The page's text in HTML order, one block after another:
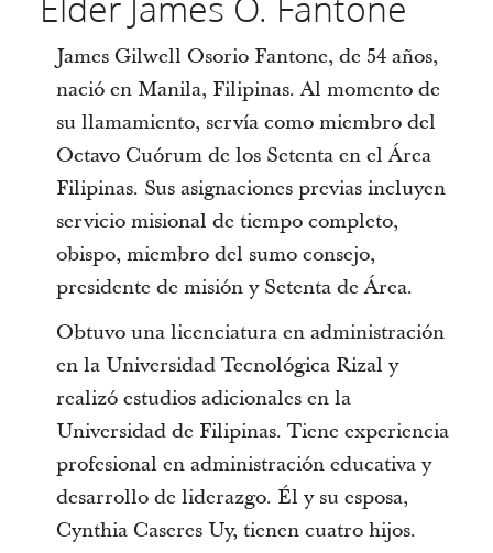
James Gilwell Osorio Fantone, de 54 años,
nació en Manila, Filipinas. Al momento de
su llamamiento, servía como miembro del
Octavo Cuórum de los Setenta en el Área
Filipinas. Sus asignaciones previas incluyen
servicio misional de tiempo completo,
obispo, miembro del sumo consejo,
presidente de misión y Setenta de Área.
Obtuvo una licenciatura en administración
en la Universidad Tecnológica Rizal y
realizó estudios adicionales en la
Universidad de Filipinas. Tiene experiencia
profesional en administración educativa y
desarrollo de liderazgo. Él y su esposa,
Cynthia Caseres Uy, tienen cuatro hijos.